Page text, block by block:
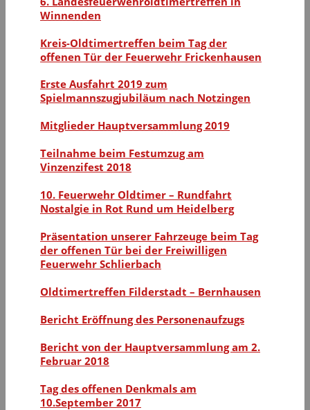
Winnenden
Kreis-Oldtimertreffen beim Tag der
offenen Tür der Feuerwehr Frickenhausen
Erste Ausfahrt 2019 zum
Spielmannszugjubiläum nach Notzingen
Mitglieder Hauptversammlung 2019
Teilnahme beim Festumzug am
Vinzenzifest 2018
10. Feuerwehr Oldtimer – Rundfahrt
Nostalgie in Rot Rund um Heidelberg
Präsentation unserer Fahrzeuge beim Tag
der offenen Tür bei der Freiwilligen
Feuerwehr Schlierbach
Oldtimertreffen Filderstadt – Bernhausen
Bericht Eröffnung des Personenaufzugs
Bericht von der Hauptversammlung am 2.
Februar 2018
Tag des offenen Denkmals am
10.September 2017